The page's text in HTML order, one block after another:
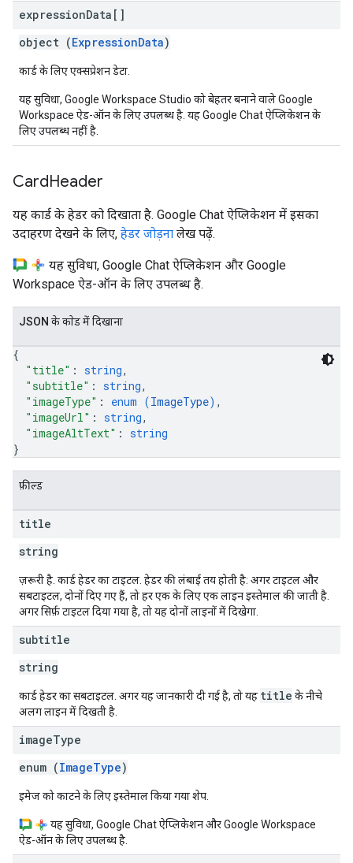
expressionData[]
object (ExpressionData)
कार्ड के लिए एक्सप्रेशन डेटा.
यह सुविधा, Google Workspace Studio को बेहतर बनाने वाले Google
Workspace ऐड-ऑन के लिए उपलब्ध है. यह Google Chat ऐप्लिकेशन के
लिए उपलब्ध नहीं है.
CardHeader
यह कार्ड के हेडर को दिखाता है. Google Chat ऐप्लिकेशन में इसका
उदाहरण देखने के लिए, हेडर जोड़ना लेख पढ़ें.
यह सुविधा, Google Chat ऐप्लिकेशन और Google
Workspace ऐड-ऑन के लिए उपलब्ध है.
JSON के काेड में दिखाना
{
"title" : string,
"subtitle" : string,
"imageType" : enum (ImageType) ,
"imageUrl" : string,
"imageAltText" : string
}
फ़ील्ड
title
string
ज़रूरी है. कार्ड हेडर का टाइटल. हेडर की लंबाई तय होती है: अगर टाइटल और
सबटाइटल, दोनों दिए गए हैं, तो हर एक के लिए एक लाइन इस्तेमाल की जाती है.
अगर सिर्फ़ टाइटल दिया गया है, तो यह दोनों लाइनों में दिखेगा.
subtitle
string
कार्ड हेडर का सबटाइटल. अगर यह जानकारी दी गई है, तो यह title के नीचे
अलग लाइन में दिखती है.
imageType
enum (ImageType)
इमेज को काटने के लिए इस्तेमाल किया गया शेप.
यह सुविधा, Google Chat ऐप्लिकेशन और Google Workspace
ऐड-ऑन के लिए उपलब्ध है.